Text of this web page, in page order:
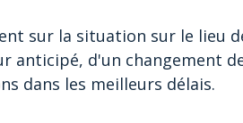
sur la situation sur le lieu
anticipé, d'un changement
dans les meilleurs délais.